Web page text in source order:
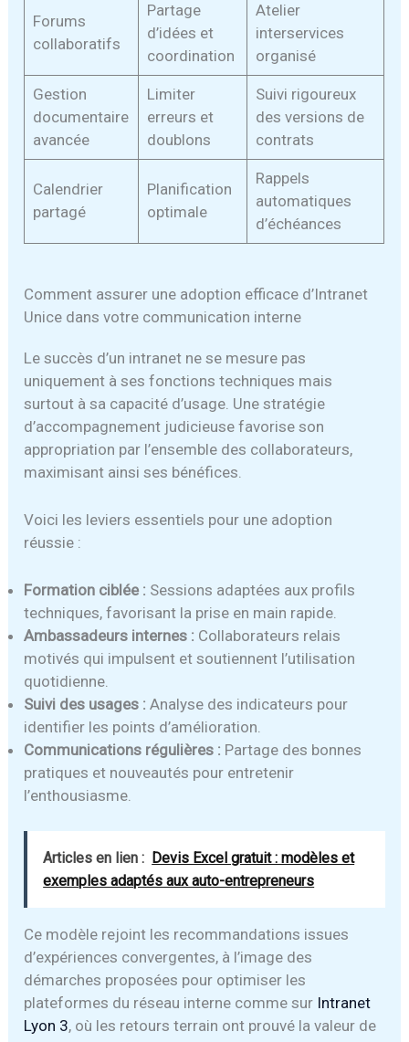
Forums
collaboratifs
Partage
d’idées et
coordination
Atelier
interservices
organisé
Gestion
documentaire
avancée
Limiter
erreurs et
doublons
Suivi rigoureux
des versions de
contrats
Calendrier
partagé
Planification
optimale
Rappels
automatiques
d’échéances
Comment assurer une adoption efficace d’Intranet
Unice dans votre communication interne
Le succès d’un intranet ne se mesure pas
uniquement à ses fonctions techniques mais
surtout à sa capacité d’usage. Une stratégie
d’accompagnement judicieuse favorise son
appropriation par l’ensemble des collaborateurs,
maximisant ainsi ses bénéfices.
Voici les leviers essentiels pour une adoption
réussie :
Formation ciblée : Sessions adaptées aux profils
techniques, favorisant la prise en main rapide.
Ambassadeurs internes : Collaborateurs relais
motivés qui impulsent et soutiennent l’utilisation
quotidienne.
Suivi des usages : Analyse des indicateurs pour
identifier les points d’amélioration.
Communications régulières : Partage des bonnes
pratiques et nouveautés pour entretenir
l’enthousiasme.
Articles en lien : Devis Excel gratuit : modèles et
exemples adaptés aux auto-entrepreneurs
Ce modèle rejoint les recommandations issues
d’expériences convergentes, à l’image des
démarches proposées pour optimiser les
plateformes du réseau interne comme sur Intranet
Lyon 3, où les retours terrain ont prouvé la valeur de